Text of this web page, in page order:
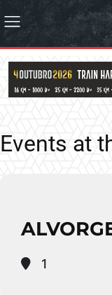
Events at
1